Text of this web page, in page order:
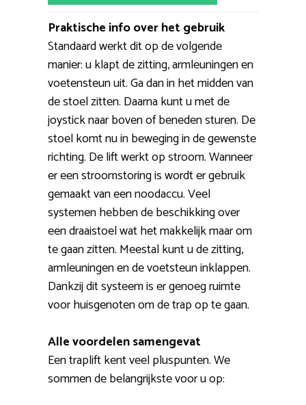
Praktische info over het gebruik
Standaard werkt dit op de volgende
manier: u klapt de zitting, armleuningen en
voetensteun uit. Ga dan in het midden van
de stoel zitten. Daarna kunt u met de
joystick naar boven of beneden sturen. De
stoel komt nu in beweging in de gewenste
richting. De lift werkt op stroom. Wanneer
er een stroomstoring is wordt er gebruik
gemaakt van een noodaccu. Veel
systemen hebben de beschikking over
een draaistoel wat het makkelijk maar om
te gaan zitten. Meestal kunt u de zitting,
armleuningen en de voetsteun inklappen.
Dankzij dit systeem is er genoeg ruimte
voor huisgenoten om de trap op te gaan.
Alle voordelen samengevat
Een traplift kent veel pluspunten. We
sommen de belangrijkste voor u op: